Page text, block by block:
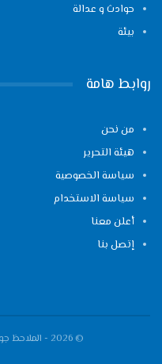
حوادث و عدالة
بيئة
روابط هامة
من نحن
هيئة التحرير
سياسة الخصوصية
سياسة الاستخدام
أعلن معنا
إتصل بنا
© 2026 - الملاحظ جورنال. جميع الحقوق محفوظة.